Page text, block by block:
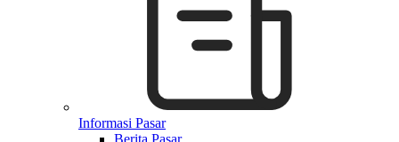
Informasi Pasar
Berita Pasar